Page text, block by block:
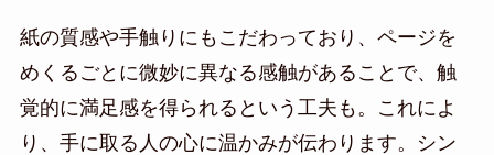
紙の質感や手触りにもこだわっており、ページを
めくるごとに微妙に異なる感触があることで、触
覚的に満足感を得られるという工夫も。これによ
り、手に取る人の心に温かみが伝わります。シン